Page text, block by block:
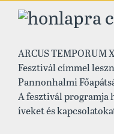
ARCUS
Fesztivál címmel
Pannonhalmi
A fesztivál programja
íveket és